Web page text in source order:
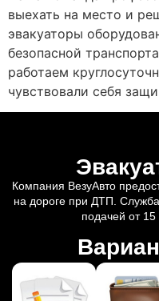
выехать на место и
эвакуаторы
безопасной
работаем
чувствовали себя
Компания ВезуАвто
на дороге при ДТП. Служба
подачей от